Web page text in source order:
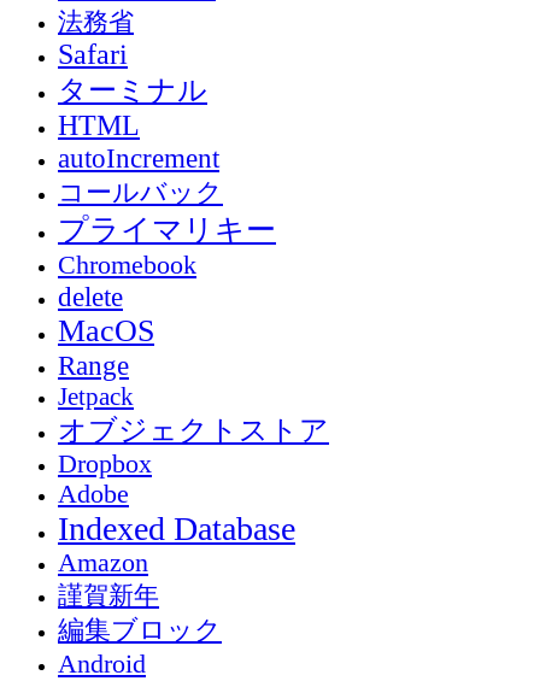
法務省
Safari
ターミナル
HTML
autoIncrement
コールバック
プライマリキー
Chromebook
delete
MacOS
Range
Jetpack
オブジェクトストア
Dropbox
Adobe
Indexed Database
Amazon
謹賀新年
編集ブロック
Android